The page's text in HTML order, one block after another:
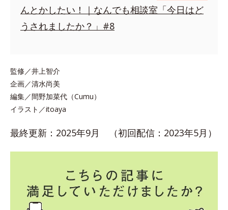
んとかしたい！｜なんでも相談室「今日はど
うされましたか？」#8
監修／井上智介
企画／清水尚美
編集／間野加菜代（Cumu）
イラスト／itoaya
最終更新：2025年9月 （初回配信：2023年5月）